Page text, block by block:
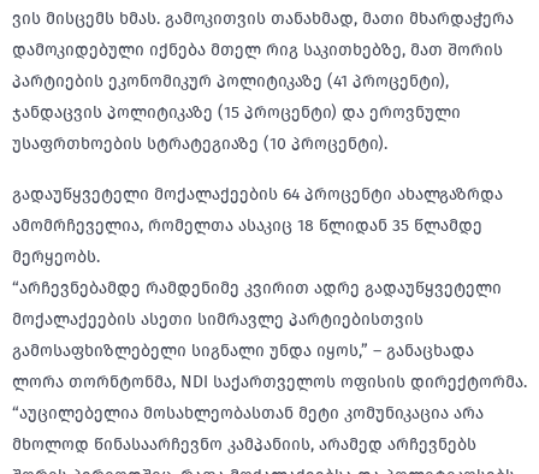
ვის მისცემს ხმას. გამოკითვის თანახმად, მათი მხარდაჭერა
დამოკიდებული იქნება მთელ რიგ საკითხებზე, მათ შორის
პარტიების ეკონომიკურ პოლიტიკაზე (41 პროცენტი),
ჯანდაცვის პოლიტიკაზე (15 პროცენტი) და ეროვნული
უსაფრთხოების სტრატეგიაზე (10 პროცენტი).
გადაუწყვეტელი მოქალაქეების 64 პროცენტი ახალგაზრდა
ამომრჩეველია, რომელთა ასაკიც 18 წლიდან 35 წლამდე
მერყეობს.
“არჩევნებამდე რამდენიმე კვირით ადრე გადაუწყვეტელი
მოქალაქეების ასეთი სიმრავლე პარტიებისთვის
გამოსაფხიზლებელი სიგნალი უნდა იყოს,” – განაცხადა
ლორა თორნტონმა, NDI საქართველოს ოფისის დირექტორმა.
“აუცილებელია მოსახლეობასთან მეტი კომუნიკაცია არა
მხოლოდ წინასაარჩევნო კამპანიის, არამედ არჩევნებს